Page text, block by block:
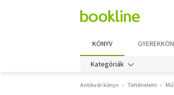
KÖNYV
Kategóriák
Antikvár könyv Történelem